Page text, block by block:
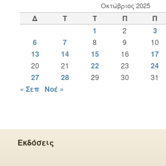
Οκτώβριος 2025
Δ Τ Τ Π Π
1
2 3
6
7 8 9 10
13 14 15 16 17
20
21 22 23 24
27 28 29 30 31
« Σεπ Νοέ »
Εκδόσεις